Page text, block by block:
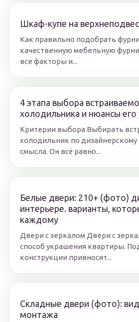
Шкаф-купе на
Как правильно подобрать
качественную мебельную
все факторы и...
4 этапа выбора
холодильника и нюансы его
Критерии выбора Выбирать
холодильник по
смысла. Он всё равно...
Белые двери: 210+ (фото)
интерьере. варианты,
каждому
Двери с зеркалом Двери с
способ украшения квартиры.
конструкции привносят...
Складные двери (фото):
монтажа